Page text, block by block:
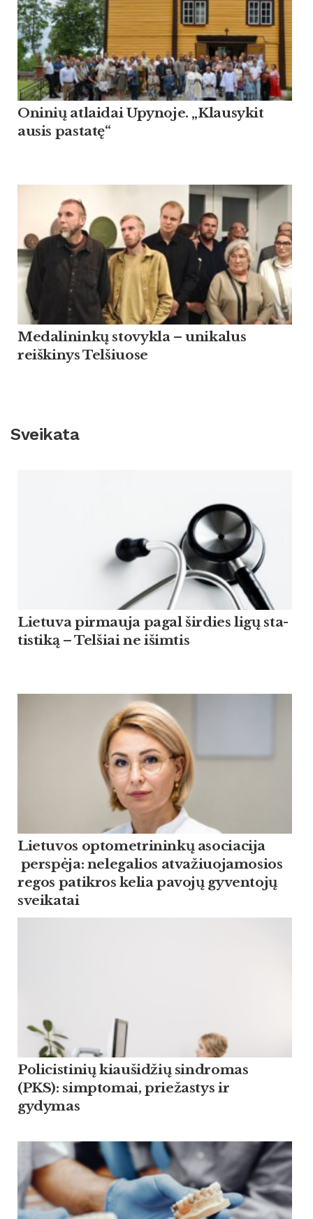
Oninių atlaidai Upynoje. „Klausykit
ausis pastatę“
Medalininkų stovykla – unikalus
reiškinys Telšiuose
Sveikata
Lie­tu­va pir­mau­ja pagal šir­dies ligų sta­
tis­ti­ką – Tel­šiai ne išim­tis
Lietuvos optometrininkų asociacija
perspėja: nelegalios atvažiuojamosios
regos patikros kelia pavojų gyventojų
sveikatai
Policistinių kiaušidžių sindromas
(PKS): simptomai, priežastys ir
gydymas